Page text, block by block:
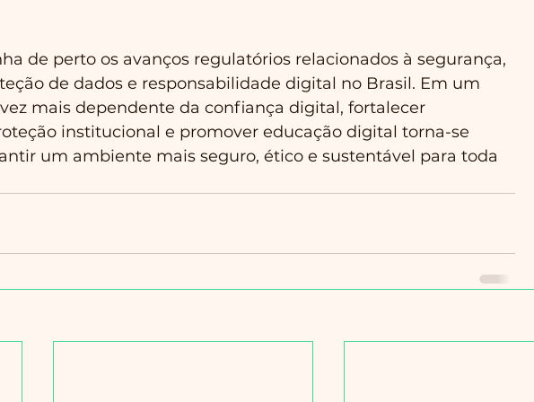
de perto os avanços regulatórios relacionados à segurança,
de dados e responsabilidade digital no Brasil. Em um
mais dependente da confiança digital, fortalecer
institucional e promover educação digital torna-se
um ambiente mais seguro, ético e sustentável para toda